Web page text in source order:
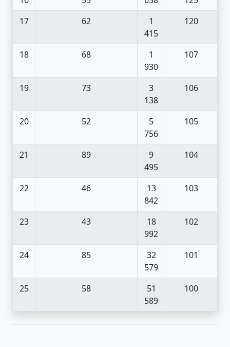
17
62
1
415
120
18 68
1
930
107
19 73
3
138
106
20 52
5
756
105
21 89
9
495
104
22 46
13
842
103
23 43
18
992
102
24 85
32
579
101
25 58
51
589
100